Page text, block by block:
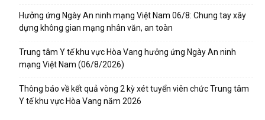
Hưởng ứng Ngày An ninh mạng Việt Nam 06/8: Chung tay xây
dựng không gian mạng nhân văn, an toàn
Trung tâm Y tế khu vực Hòa Vang hưởng ứng Ngày An ninh
mạng Việt Nam (06/8/2026)
Thông báo về kết quả vòng 2 kỳ xét tuyển viên chức Trung tâm
Y tế khu vực Hòa Vang năm 2026